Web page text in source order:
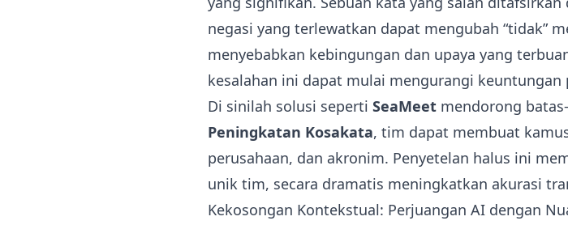
negasi yang terlewatkan dapat mengubah “tidak”
menyebabkan kebingungan dan upaya yang
kesalahan ini dapat mulai mengurangi
Di sinilah solusi seperti SeaMeet mendorong
Peningkatan Kosakata, tim dapat membuat
perusahaan, dan akronim. Penyetelan halus ini
unik tim, secara dramatis meningkatkan akurasi
Kekosongan Kontekstual: Perjuangan AI dengan